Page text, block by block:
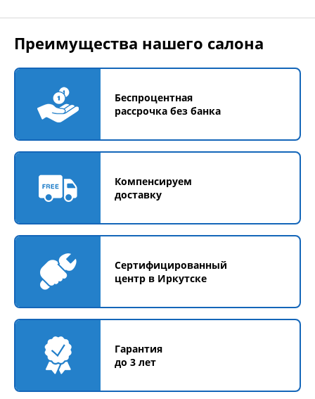
Преимущества нашего салона
Беспроцентная
рассрочка без банка
Компенсируем
доставку
Сертифицированный
центр в Иркутске
Гарантия
до 3 лет